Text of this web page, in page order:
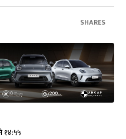
SHARES
१४:५५